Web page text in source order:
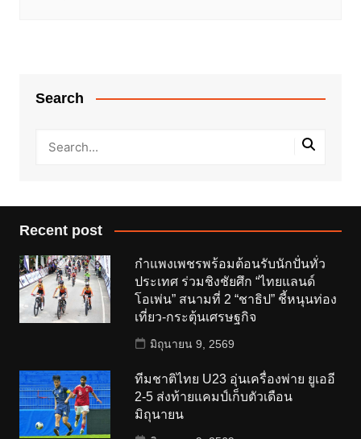
Search
Recent post
กำแพงเพชรพร้อมต้อนรับนักปั่นทั่ว
ประเทศ ร่วมชิงชัยศึก “ไทยแลนด์
โอเพ่น” สนามที่ 2 “ชาธิป” ชี้หนุนท่อง
เที่ยว-กระตุ้นเศรษฐกิจ
มิถุนายน 9, 2569
ทีมชาติไทย U23 อุ่นเครื่องพ่าย ยูเออี
2-5 ส่งท้ายแคมป์เก็บตัวเดือน
มิถุนายน